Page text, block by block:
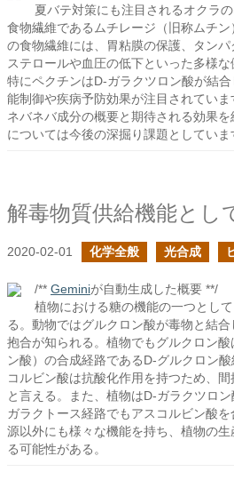
夏バテ対策にも注目されるオクラ
食物繊維であるムチレージ（旧称ムチ
の食物繊維には、胃粘膜の保護、タン
ステロールや血圧の低下といった多様な
特にペクチンはD-ガラクツロン酸が結
能制御や疾病予防効果が注目されてい
ネバネバ成分の概要と期待される効果
については今後の深掘り課題としていま
解毒物質供給機能とし
2020-02-01 化学全般 光合成
/** Geminiが自動生成した概要 **/
植物における糖の機能の一つとし
る。動物ではグルクロン酸が毒物と結
抱合が知られる。植物でもグルクロン
ン酸）の合成経路であるD-グルクロン
コルビン酸は抗酸化作用を持つため、
と言える。また、植物はD-ガラクツロ
ガラクトース経路でもアスコルビン酸
源以外にも様々な機能を持ち、植物の
る可能性がある。